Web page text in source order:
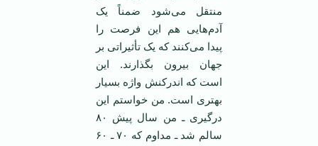
منتقل می‌شود ضمناً یک
آدم‌هایی هم این فرصت را
پیدا می‌کنند که یک تأثیراتی بر
جهان بیرون بگذارند. این
است که اندرکنش واژه بسیار
بهتری است. من خواستم این
درگیری ـ من سال پیش ۸۰
سالم شد ـ مداوم که ۷۰ ـ ۶۰